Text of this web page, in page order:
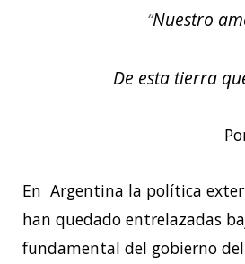
“Nuestro
De esta tierra
En Argentina la política
han quedado entrelazadas
fundamental del gobierno